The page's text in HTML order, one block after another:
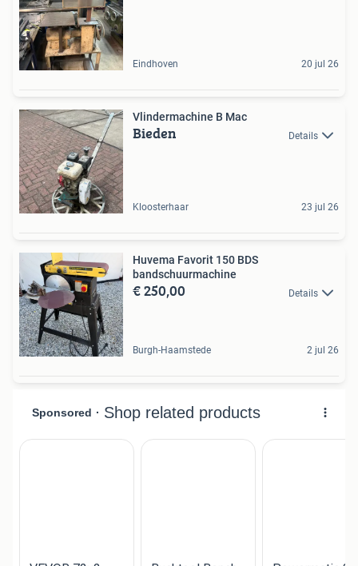
Eindhoven 20 jul 26
Vlindermachine B Mac
Bieden Details
Kloosterhaar 23 jul 26
Huvema Favorit 150 BDS
bandschuurmachine
€ 250,00 Details
Burgh-Haamstede 2 jul 26